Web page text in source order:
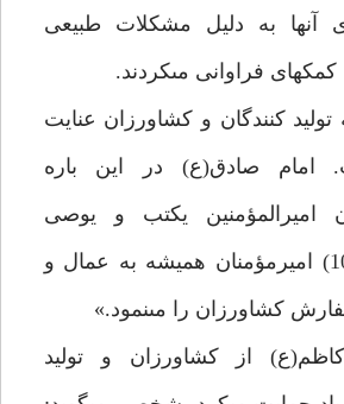
آن‏ها به دليل مشكلات طبيعى
فراوانى مى‏كردند.
توليد كنندگان و كشاورزان عنايت
امام صادق(ع) در اين باره
اميرالمؤمنين يكتب و يوصى
بفلّاحين خيراً؛(10) اميرمؤمنان هميشه به عمال و
كشاورزان را مى‏نمود.»
از كشاورزان و توليد